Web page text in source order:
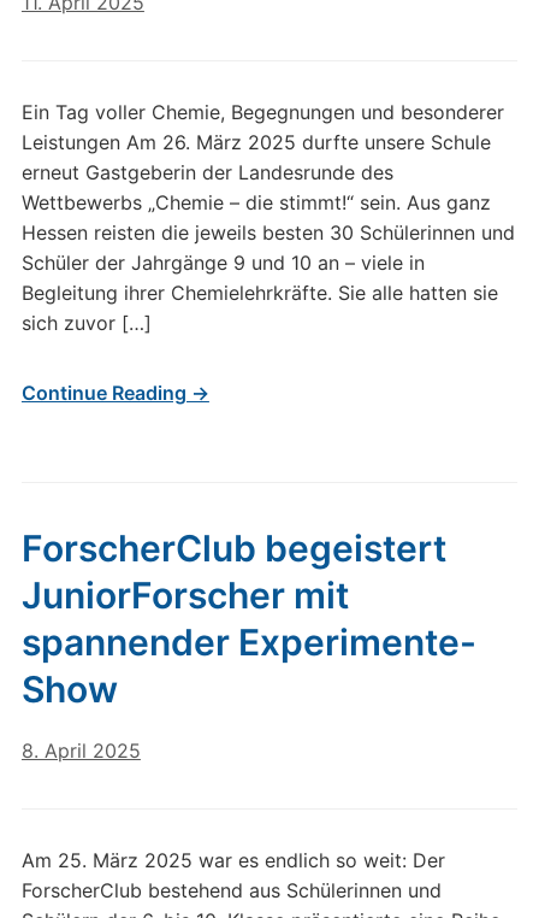
Ein Tag voller Chemie, Begegnungen und besonderer
Leistungen Am 26. März 2025 durfte unsere Schule
erneut Gastgeberin der Landesrunde des
Wettbewerbs „Chemie – die stimmt!“ sein. Aus ganz
Hessen reisten die jeweils besten 30 Schülerinnen und
Schüler der Jahrgänge 9 und 10 an – viele in
Begleitung ihrer Chemielehrkräfte. Sie alle hatten sie
sich zuvor […]
Continue Reading →
ForscherClub begeistert
JuniorForscher mit
spannender Experimente-
Show
8. April 2025
Am 25. März 2025 war es endlich so weit: Der
ForscherClub bestehend aus Schülerinnen und